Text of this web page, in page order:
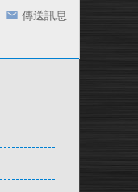
傳送訊息